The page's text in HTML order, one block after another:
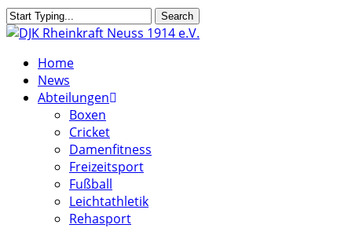
Skip
to
content
Search
Close
search
MenuHome
News
Abteilungen
Boxen
Cricket
Damenfitness
Freizeitsport
Fußball
Leichtathletik
Rehasport